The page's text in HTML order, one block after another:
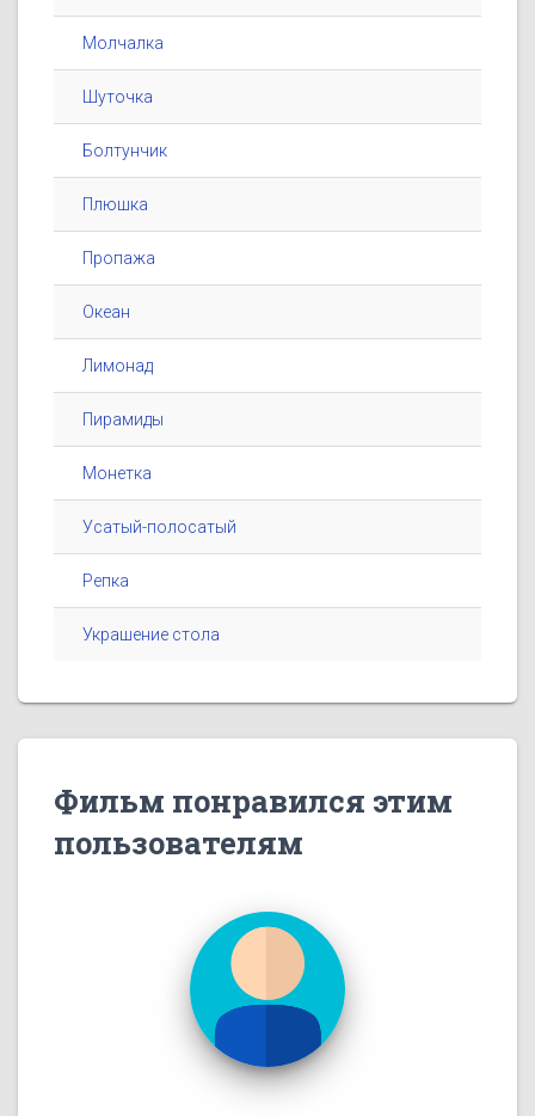
Молчалка
Шуточка
Болтунчик
Плюшка
Пропажа
Океан
Лимонад
Пирамиды
Монетка
Усатый-полосатый
Репка
Украшение стола
Фильм понравился этим
пользователям